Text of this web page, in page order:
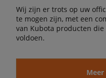
Wij zijn er trots op uw
te mogen zijn, met een
van Kubota producten
voldoen.